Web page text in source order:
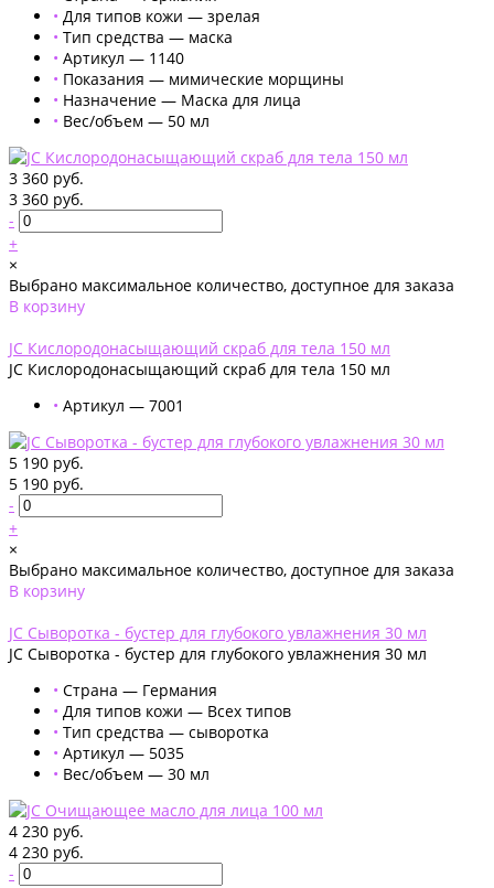
• Для типов кожи — зрелая
• Тип средства — маска
• Артикул — 1140
• Показания — мимические морщины
• Назначение — Маска для лица
• Вес/объем — 50 мл
3 360 руб.
3 360 руб.
-
+
×
Выбрано максимальное количество, доступное для заказа
В корзину
JС Кислородонасыщающий скраб для тела 150 мл
JС Кислородонасыщающий скраб для тела 150 мл
• Артикул — 7001
5 190 руб.
5 190 руб.
-
+
×
Выбрано максимальное количество, доступное для заказа
В корзину
JC Сыворотка - бустер для глубокого увлажнения 30 мл
JC Сыворотка - бустер для глубокого увлажнения 30 мл
• Страна — Германия
• Для типов кожи — Всех типов
• Тип средства — сыворотка
• Артикул — 5035
• Вес/объем — 30 мл
4 230 руб.
4 230 руб.
-